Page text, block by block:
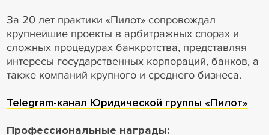
За 20 лет практики «Пилот» сопровождал
крупнейшие проекты в арбитражных спорах и
сложных процедурах банкротства, представляя
интересы государственных корпораций, банков, а
также компаний крупного и среднего бизнеса.
Telegram-канал Юридической группы «Пилот»
Профессиональные награды: